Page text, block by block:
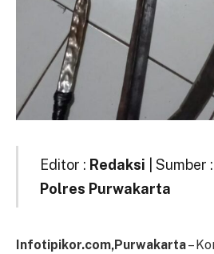
Editor : Redaksi | Sumber :
Polres Purwakarta
Infotipikor.com,Purwakarta–